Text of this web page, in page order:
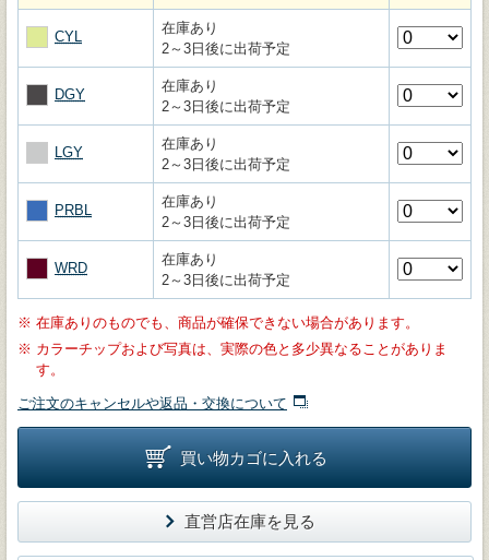
CYL
在庫あり
2～3日後に出荷予定
DGY
在庫あり
2～3日後に出荷予定
LGY
在庫あり
2～3日後に出荷予定
PRBL
在庫あり
2～3日後に出荷予定
WRD
在庫あり
2～3日後に出荷予定
※ 在庫ありのものでも、商品が確保できない場合があります。
※ カラーチップおよび写真は、実際の色と多少異なることがありま
す。
ご注文のキャンセルや返品・交換について
買い物カゴに入れる
直営店在庫を見る